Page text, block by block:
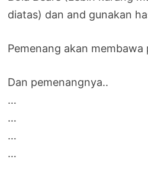
diatas) dan and gunakan
Pemenang akan membawa
Dan pemenangnya..
…
…
…
…